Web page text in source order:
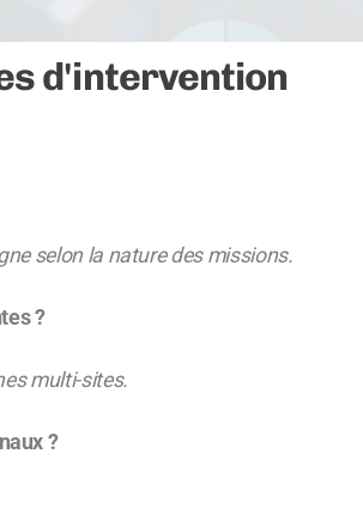
d'intervention
selon la nature des missions.
?
multi-sites.
?